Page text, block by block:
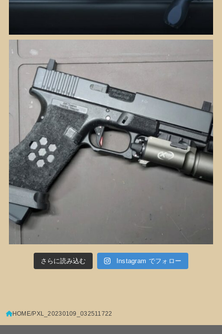
さらに読み込む Instagram でフォロー
HOME PXL_20230109_032511722